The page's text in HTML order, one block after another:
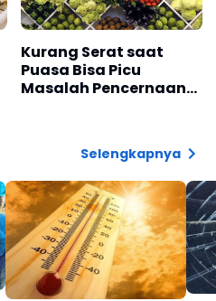
Kurang Serat saat
Puasa Bisa Picu
Masalah Pencernaan
Selengkapnya